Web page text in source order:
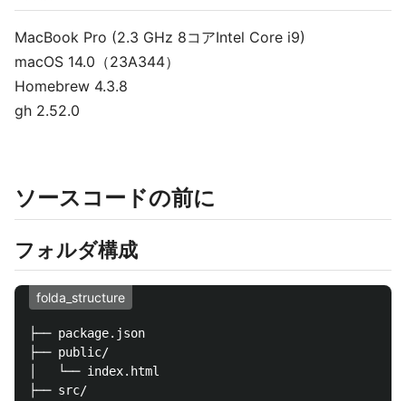
MacBook Pro (2.3 GHz 8コアIntel Core i9)
macOS 14.0（23A344）
Homebrew 4.3.8
gh 2.52.0
ソースコードの前に
フォルダ構成
folda_structure
├── package.json
├── public/
│   └── index.html
├── src/